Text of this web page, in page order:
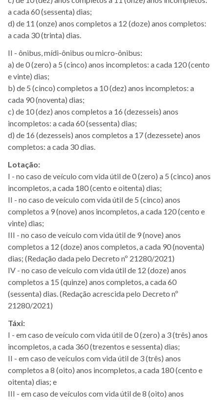
a cada 60 (sessenta) dias;
d) de 11 (onze) anos completos a 12 (doze) anos completos:
a cada 30 (trinta) dias.
II - ônibus, mídi-ônibus ou micro-ônibus:
a) de 0 (zero) a 5 (cinco) anos incompletos: a cada 120 (cento
e vinte) dias;
b) de 5 (cinco) completos a 10 (dez) anos incompletos: a
cada 90 (noventa) dias;
c) de 10 (dez) anos completos a 16 (dezesseis) anos
incompletos: a cada 60 (sessenta) dias;
d) de 16 (dezesseis) anos completos a 17 (dezessete) anos
completos: a cada 30 dias.
Lotação:
I - no caso de veículo com vida útil de 0 (zero) a 5 (cinco) anos
incompletos, a cada 180 (cento e oitenta) dias;
II - no caso de veículo com vida útil de 5 (cinco) anos
completos a 9 (nove) anos incompletos, a cada 120 (cento e
vinte) dias;
III - no caso de veículo com vida útil de 9 (nove) anos
completos a 12 (doze) anos completos, a cada 90 (noventa)
dias; (Redação dada pelo Decreto nº 21280/2021)
IV - no caso de veículo com vida útil de 12 (doze) anos
completos a 15 (quinze) anos completos, a cada 60
(sessenta) dias. (Redação acrescida pelo Decreto nº
21280/2021)
Táxi:
I - em caso de veículo com vida útil de 0 (zero) a 3 (três) anos
incompletos, a cada 360 (trezentos e sessenta) dias;
II - em caso de veículos com vida útil de 3 (três) anos
completos a 8 (oito) anos incompletos, a cada 180 (cento e
oitenta) dias; e
III - em caso de veículos com vida útil de 8 (oito) anos